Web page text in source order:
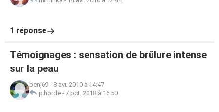
1 réponse
Témoignages : sensation de brûlure intense
sur la peau
benj69 - 8 avr. 2010 à 14:47
p.horde - 7 oct. 2018 à 16:50